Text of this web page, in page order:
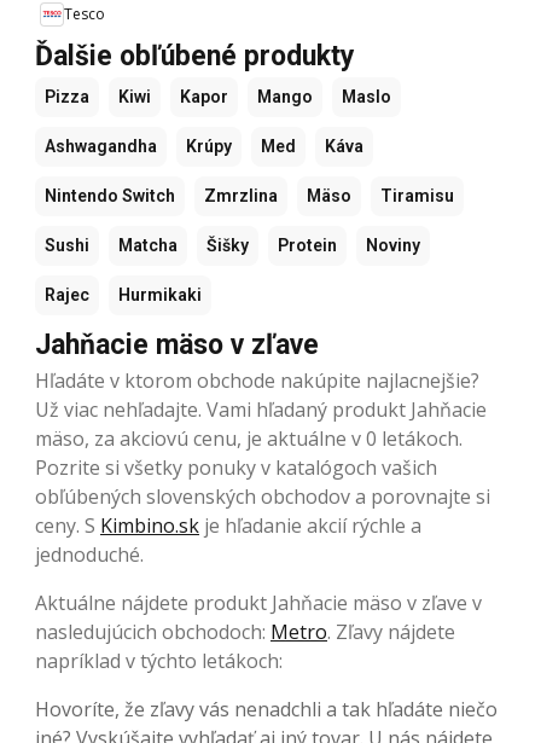
Tesco
Ďalšie obľúbené produkty
Pizza Kiwi Kapor Mango Maslo
Ashwagandha Krúpy Med Káva
Nintendo Switch Zmrzlina Mäso Tiramisu
Sushi Matcha Šišky Protein Noviny
Rajec Hurmikaki
Jahňacie mäso v zľave
Hľadáte v ktorom obchode nakúpite najlacnejšie?
Už viac nehľadajte. Vami hľadaný produkt Jahňacie
mäso, za akciovú cenu, je aktuálne v 0 letákoch.
Pozrite si všetky ponuky v katalógoch vašich
obľúbených slovenských obchodov a porovnajte si
ceny. S Kimbino.sk je hľadanie akcií rýchle a
jednoduché.
Aktuálne nájdete produkt Jahňacie mäso v zľave v
nasledujúcich obchodoch: Metro. Zľavy nájdete
napríklad v týchto letákoch:
Hovoríte, že zľavy vás nenadchli a tak hľadáte niečo